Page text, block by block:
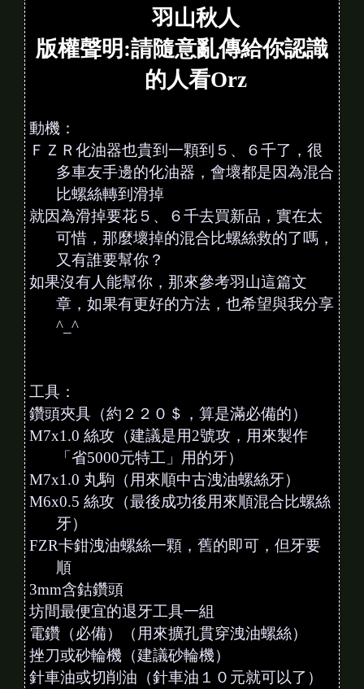
羽山秋人
版權聲明 :請隨意亂傳給你認識
的人看Orz
動機：
ＦＺＲ化油器也貴到一顆到５、６千了，很
多車友手邊的化油器，會壞都是因為混合
比螺絲轉到滑掉
就因為滑掉要花５、６千去買新品，實在太
可惜，那麼壞掉的混合比螺絲救的了嗎，
又有誰要幫你？
如果沒有人能幫你，那來參考羽山這篇文
章，如果有更好的方法，也希望與我分享
^_^
工具：
鑽頭夾具（約２２０＄，算是滿必備的）
M7x1.0 絲攻（建議是用2號攻，用來製作
「省5000元特工」用的牙）
M7x1.0 丸駒（用來順中古洩油螺絲牙）
M6x0.5 絲攻（最後成功後用來順混合比螺絲
牙）
FZR卡鉗洩油螺絲一顆，舊的即可，但牙要
順
3mm含鈷鑽頭
坊間最便宜的退牙工具一組
電鑽（必備）（用來擴孔貫穿洩油螺絲）
挫刀或砂輪機（建議砂輪機）
針車油或切削油（針車油１０元就可以了）